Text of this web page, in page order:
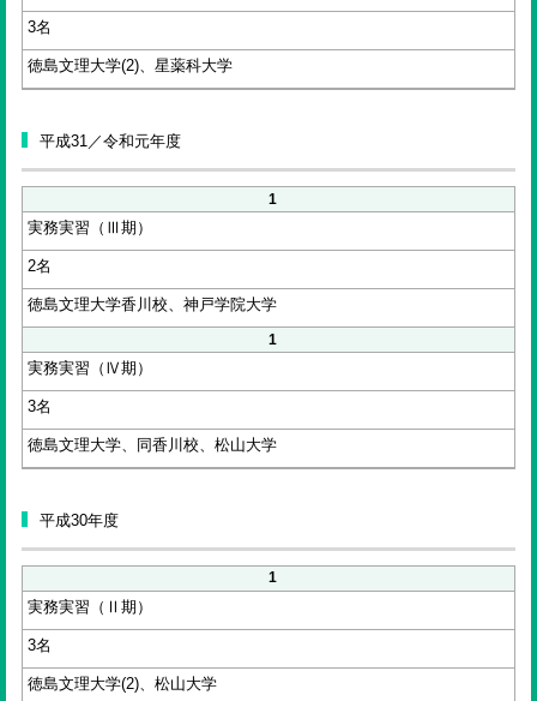
3名
徳島文理大学(2)、星薬科大学
平成31／令和元年度
1
実務実習（Ⅲ期）
2名
徳島文理大学香川校、神戸学院大学
1
実務実習（Ⅳ期）
3名
徳島文理大学、同香川校、松山大学
平成30年度
1
実務実習（Ⅱ期）
3名
徳島文理大学(2)、松山大学